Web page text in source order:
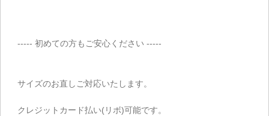
----- 初めての方もご安心ください -----
サイズのお直しご対応いたします。
クレジットカード払い(リボ)可能です。